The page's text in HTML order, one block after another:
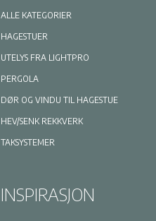
ALLE KATEGORIER
HAGESTUER
UTELYS FRA LIGHTPRO
PERGOLA
DØR OG VINDU TIL HAGESTUE
HEV/SENK REKKVERK
TAKSYSTEMER
INSPIRASJON